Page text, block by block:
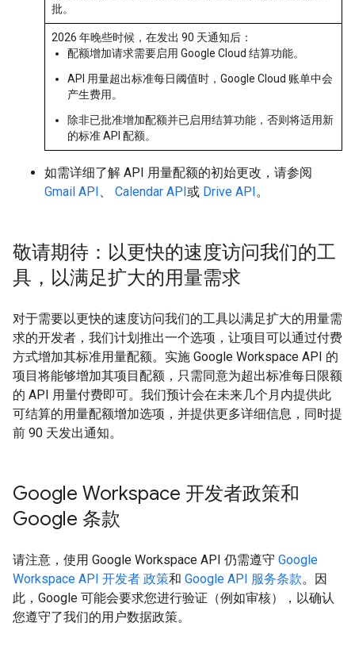
批。
2026 年晚些时候，在发出 90 天通知后：
配额增加请求需要启用 Google Cloud 结算功能。
API 用量超出标准每日阈值时，Google Cloud 账单中会
产生费用。
除非已批准增加配额并已启用结算功能，否则将适用新
的标准 API 配额。
如需详细了解 API 用量配额的初始更改，请参阅
Gmail API、 Calendar API或 Drive API。
敬请期待：以更快的速度访问我们的工
具，以满足扩大的用量需求
对于需要以更快的速度访问我们的工具以满足扩大的用量需
求的开发者，我们计划推出一个选项，让项目可以通过付费
方式增加其标准用量配额。实施 Google Workspace API 的
项目将能够增加其项目配额，只需同意为超出标准每日限额
的 API 用量付费即可。我们预计会在未来几个月内提供此
可结算的用量配额增加选项，并提供更多详细信息，同时提
前 90 天发出通知。
Google Workspace 开发者政策和
Google 条款
请注意，使用 Google Workspace API 仍需遵守 Google
Workspace API 开发者 政策和 Google API 服务条款。因
此，Google 可能会要求您进行验证（例如审核），以确认
您遵守了我们的用户数据政策。